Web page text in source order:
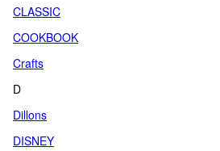
CLASSIC
COOKBOOK
Crafts
D
Dillons
DISNEY